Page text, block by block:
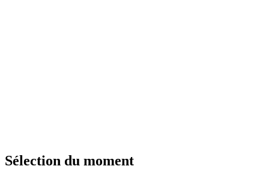
Sélection du moment